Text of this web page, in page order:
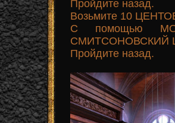
Пройдите назад.
Возьмите 10
С помощью
СМИТСОНОВСКИЙ
Пройдите назад.